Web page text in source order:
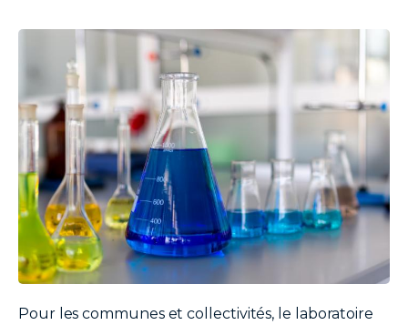
texte
Pour les communes et collectivités, le laboratoire